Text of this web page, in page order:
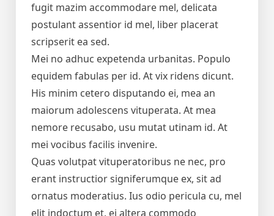
fugit mazim accommodare mel, delicata
postulant assentior id mel, liber placerat
scripserit ea sed.
Mei no adhuc expetenda urbanitas. Populo
equidem fabulas per id. At vix ridens dicunt.
His minim cetero disputando ei, mea an
maiorum adolescens vituperata. At mea
nemore recusabo, usu mutat utinam id. At
mei vocibus facilis invenire.
Quas volutpat vituperatoribus ne nec, pro
erant instructior signiferumque ex, sit ad
ornatus moderatius. Ius odio pericula cu, mel
elit indoctum et, ei altera commodo